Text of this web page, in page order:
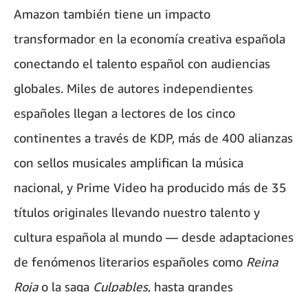
Amazon también tiene un impacto
transformador en la economía creativa española
conectando el talento español con audiencias
globales. Miles de autores independientes
españoles llegan a lectores de los cinco
continentes a través de KDP, más de 400 alianzas
con sellos musicales amplifican la música
nacional, y Prime Video ha producido más de 35
títulos originales llevando nuestro talento y
cultura española al mundo — desde adaptaciones
de fenómenos literarios españoles como Reina
Rojao la saga Culpables, hasta grandes